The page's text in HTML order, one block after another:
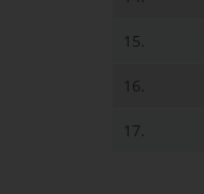
15.
16.
17.